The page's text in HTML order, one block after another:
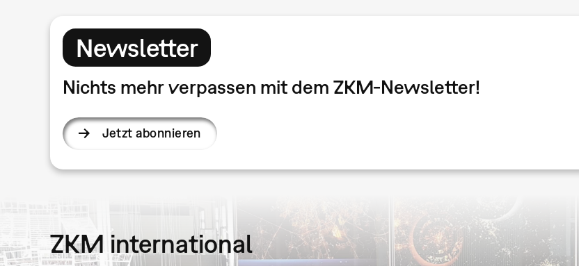
Newsletter
Nichts mehr verpassen mit dem ZKM-Newsletter!
Jetzt abonnieren
ZKM international